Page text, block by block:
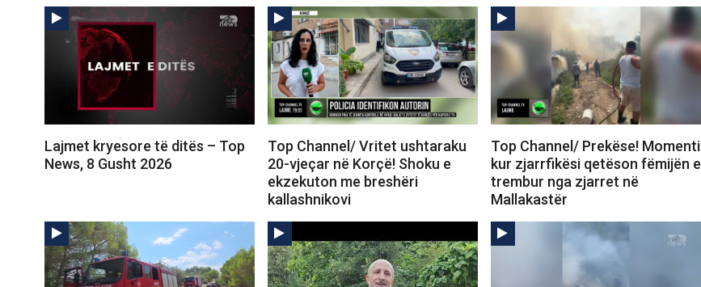
Lajmet kryesore të ditës – Top
News, 8 Gusht 2026
Top Channel/ Vritet ushtaraku
20-vjeçar në Korçë! Shoku e
ekzekuton me breshëri
kallashnikovi
Top Channel/ Prekëse! Momenti
kur zjarrfikësi qetëson fëmijën e
trembur nga zjarret në
Mallakastër